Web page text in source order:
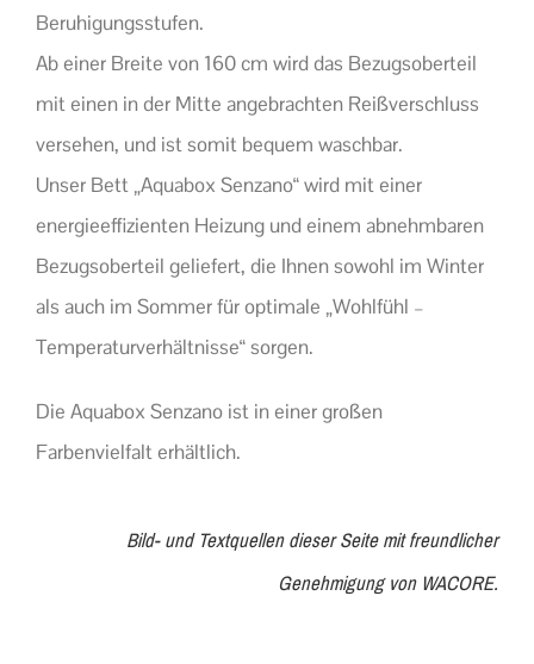
Beruhigungsstufen.
Ab einer Breite von 160 cm wird das Bezugsoberteil
mit einen in der Mitte angebrachten Reißverschluss
versehen, und ist somit bequem waschbar.
Unser Bett „Aquabox Senzano“ wird mit einer
energieeffizienten Heizung und einem abnehmbaren
Bezugsoberteil geliefert, die Ihnen sowohl im Winter
als auch im Sommer für optimale „Wohlfühl –
Temperaturverhältnisse“ sorgen.
Die Aquabox Senzano ist in einer großen
Farbenvielfalt erhältlich.
Bild- und Textquellen dieser Seite mit freundlicher
Genehmigung von WACORE.